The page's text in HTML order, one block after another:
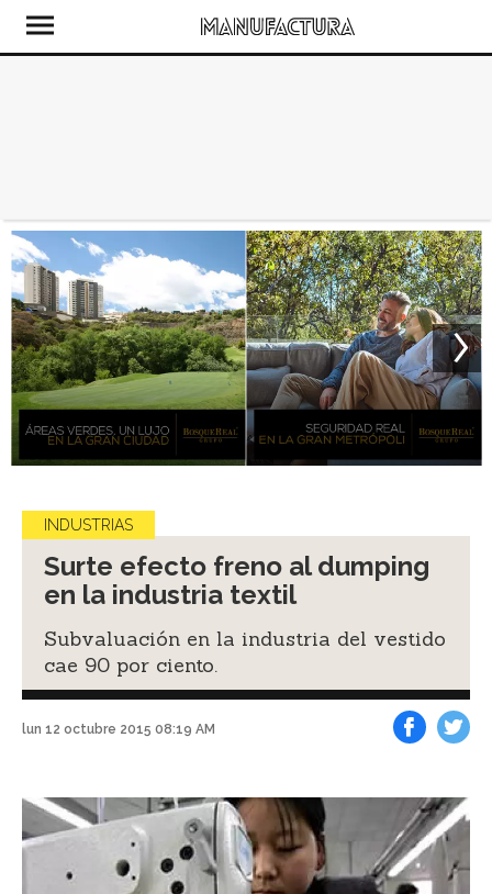
INDUSTRIAS
Surte efecto freno al dumping
en la industria textil
Subvaluación en la industria del vestido
cae 90 por ciento.
lun 12 octubre 2015 08:19 AM